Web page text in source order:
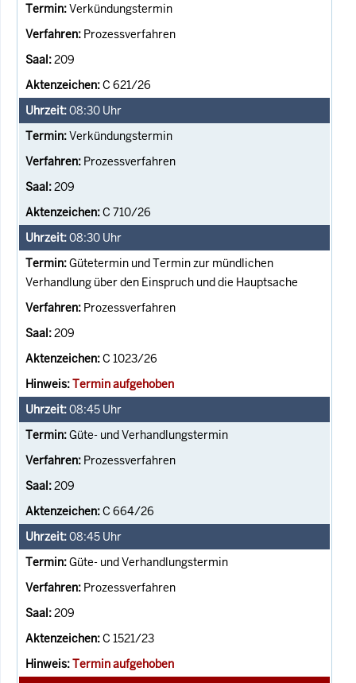
Verkündungstermin
Prozessverfahren
209
C 621/26
08:30 Uhr
Verkündungstermin
Prozessverfahren
209
C 710/26
08:30 Uhr
Gütetermin und Termin zur mündlichen
Verhandlung über den Einspruch und die Hauptsache
Prozessverfahren
209
C 1023/26
Termin aufgehoben
08:45 Uhr
Güte- und Verhandlungstermin
Prozessverfahren
209
C 664/26
08:45 Uhr
Güte- und Verhandlungstermin
Prozessverfahren
209
C 1521/23
Termin aufgehoben